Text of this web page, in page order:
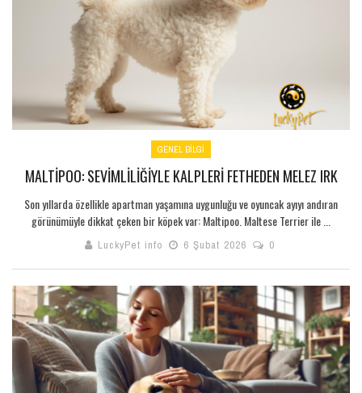
GENEL BILGI
MALTIPOO: SEVIMLILIĞIYLE KALPLERI FETHEDEN MELEZ IRK
Son yıllarda özellikle apartman yaşamına uygunluğu ve oyuncak ayıyı andıran
görünümüyle dikkat çeken bir köpek var: Maltipoo. Maltese Terrier ile ...
LuckyPet info 6 Şubat 2026 0